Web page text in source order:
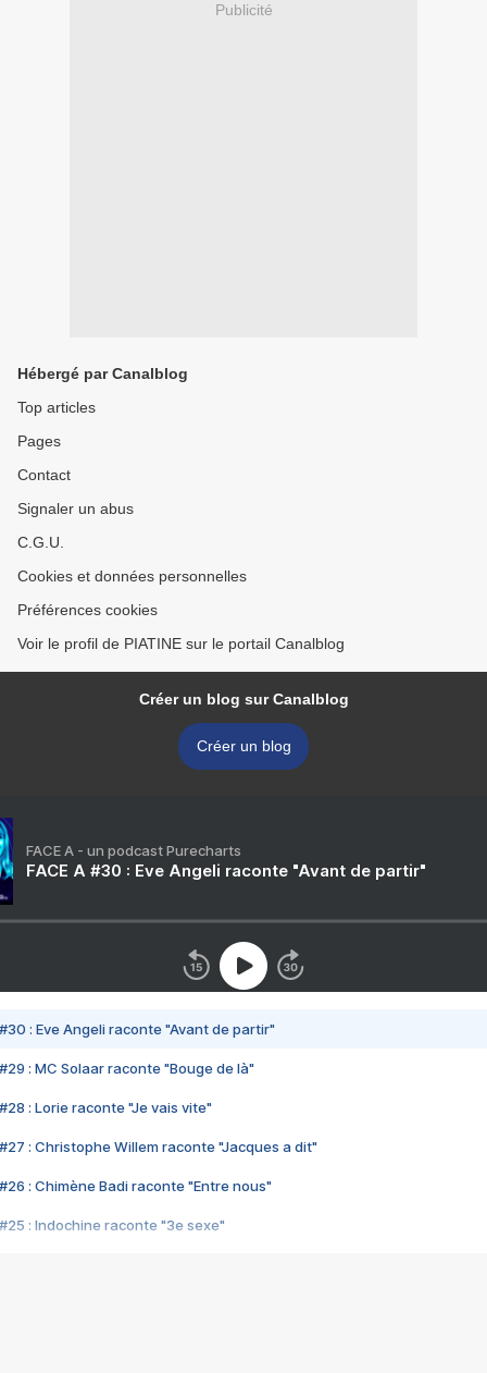
Publicité
Hébergé par Canalblog
Top articles
Pages
Contact
Signaler un abus
C.G.U.
Cookies et données personnelles
Préférences cookies
Voir le profil de PIATINE sur le portail Canalblog
Créer un blog sur Canalblog
Créer un blog
FACE A - un podcast Purecharts
FACE A #30 : Eve Angeli raconte "Avant de partir"
#30 : Eve Angeli raconte "Avant de partir"
#29 : MC Solaar raconte "Bouge de là"
#28 : Lorie raconte "Je vais vite"
#27 : Christophe Willem raconte "Jacques a dit"
#26 : Chimène Badi raconte "Entre nous"
#25 : Indochine raconte "3e sexe"